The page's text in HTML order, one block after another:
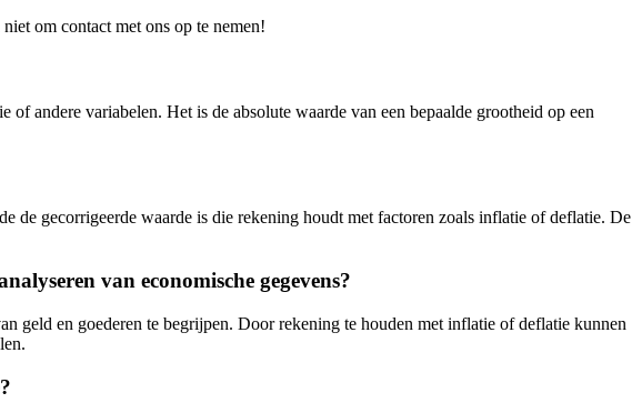
om contact met ons op te nemen!
andere variabelen. Het is de absolute waarde van een bepaalde grootheid op een
de gecorrigeerde waarde is die rekening houdt met factoren zoals inflatie of deflatie. De
van economische gegevens?
geld en goederen te begrijpen. Door rekening te houden met inflatie of deflatie kunnen